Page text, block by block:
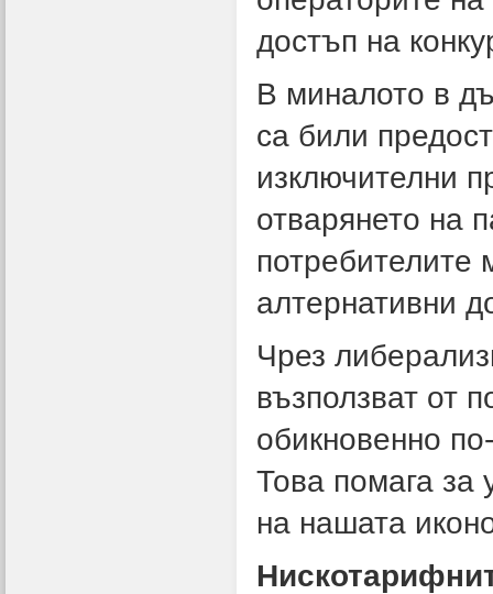
достъп на
В миналото в
са били
изключителни
отварянето на
потребителите
алтернативни
Чрез
възползват от
обикновенно
Това помага за
на нашата